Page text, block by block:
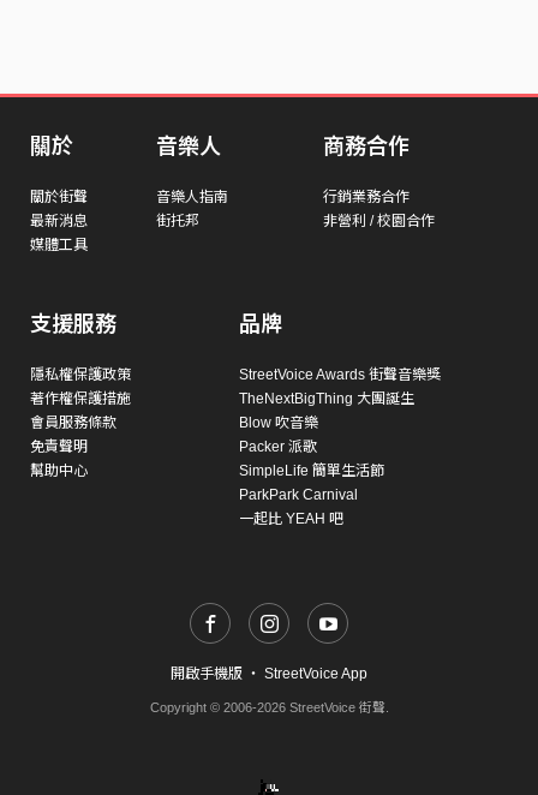
關於
關於街聲
最新消息
媒體工具
音樂人
音樂人指南
街托邦
商務合作
行銷業務合作
非營利 / 校園合作
支援服務
隱私權保護政策
著作權保護措施
會員服務條款
免責聲明
幫助中心
品牌
StreetVoice Awards 街聲音樂獎
TheNextBigThing 大團誕生
Blow 吹音樂
Packer 派歌
SimpleLife 簡單生活節
ParkPark Carnival
一起比 YEAH 吧
開啟手機版 ・ StreetVoice App
Copyright © 2006-2026 StreetVoice 街聲.